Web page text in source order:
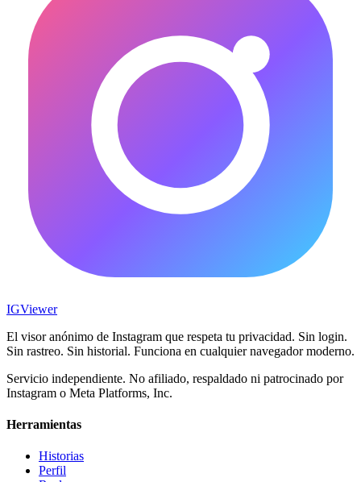
IGViewer
El visor anónimo de Instagram que respeta tu privacidad. Sin login.
Sin rastreo. Sin historial. Funciona en cualquier navegador moderno.
Servicio independiente. No afiliado, respaldado ni patrocinado por
Instagram o Meta Platforms, Inc.
Herramientas
Historias
Perfil